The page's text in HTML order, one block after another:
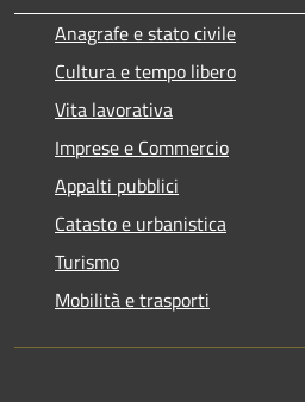
Anagrafe e stato civile
Cultura e tempo libero
Vita lavorativa
Imprese e Commercio
Appalti pubblici
Catasto e urbanistica
Turismo
Mobilità e trasporti